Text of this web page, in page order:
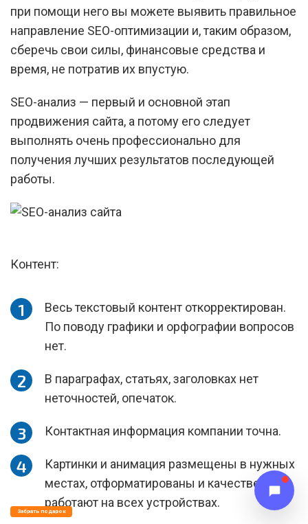
при помощи него вы можете выявить правильное
направление SEO-оптимизации и, таким образом,
сберечь свои силы, финансовые средства и
время, не потратив их впустую.
SEO-анализ — первый и основной этап
продвижения сайта, а потому его следует
выполнять очень профессионально для
получения лучших результатов последующей
работы.
Контент:
Весь текстовый контент откорректирован.
По поводу графики и орфографии вопросов
нет.
В параграфах, статьях, заголовках нет
неточностей, опечаток.
Контактная информация компании точна.
Картинки и анимация размещены в нужных
местах, отформатированы и качественно
работают на всех устройствах.
Забрать подарок